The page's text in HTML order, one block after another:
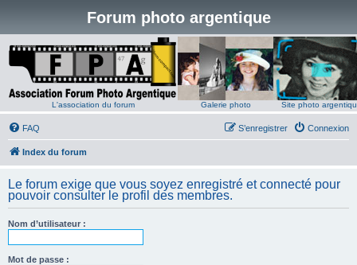
Forum photo argentique
L'association du forum Galerie photo Site photo
FAQ Connexion
S’enregistrer
Index du forum
Le forum exige que vous soyez enregistré et connecté pour
pouvoir consulter le profil des membres.
Nom d’utilisateur :
Mot de passe :